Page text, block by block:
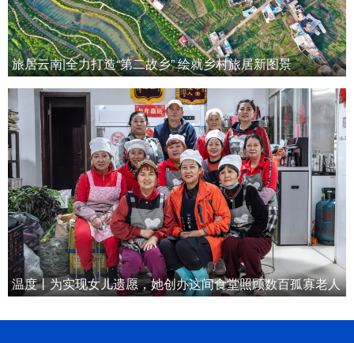
旅居云南|全力打造“第二故乡” 绘就乡村旅居新图景
温度丨为实现女儿遗愿，她创办这间食堂照顾数百孤寡老人